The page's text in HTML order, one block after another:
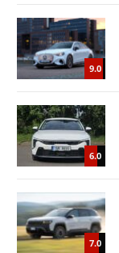
9.0
6.0
7.0